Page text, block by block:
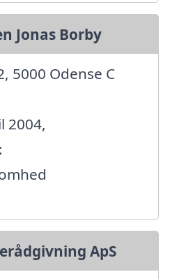
Jonas Borby
5000 Odense C
2004,
ApS